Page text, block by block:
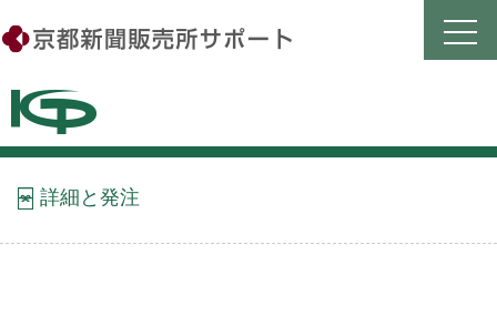
to
content
詳細と発注